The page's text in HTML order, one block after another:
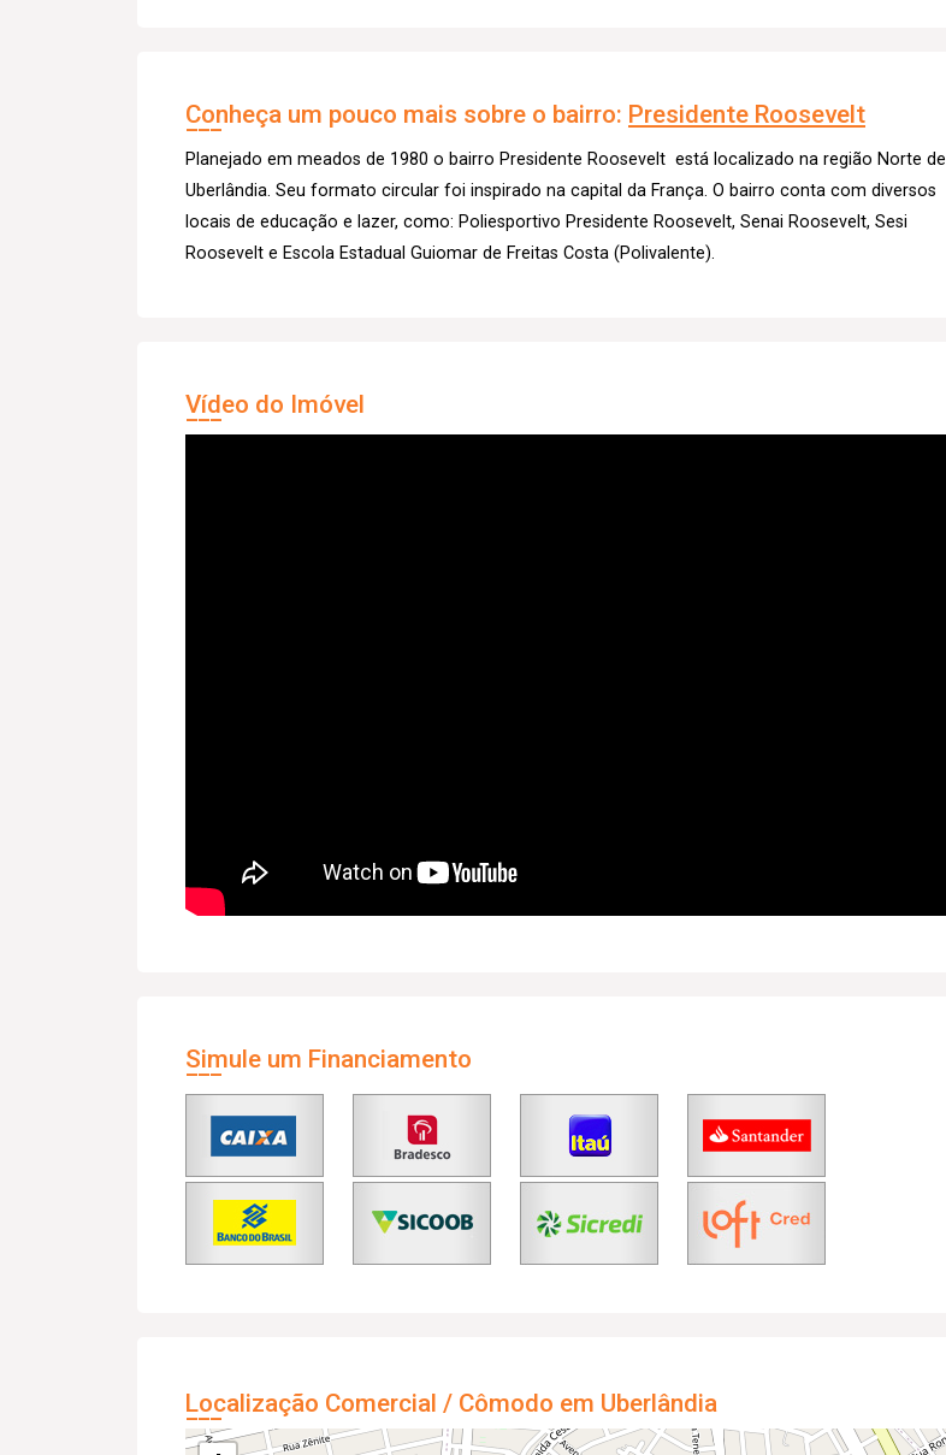
Conheça um pouco mais sobre o bairro: Presidente Roosevelt
Planejado em meados de 1980 o bairro Presidente Roosevelt está localizado na região Norte de
Uberlândia. Seu formato circular foi inspirado na capital da França. O bairro conta com diversos
locais de educação e lazer, como: Poliesportivo Presidente Roosevelt, Senai Roosevelt, Sesi
Roosevelt e Escola Estadual Guiomar de Freitas Costa (Polivalente).
Vídeo do Imóvel
Simule um Financiamento
Localização Comercial / Cômodo em Uberlândia